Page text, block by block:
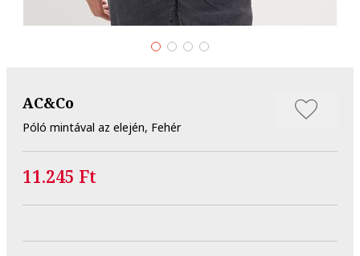
AC&Co
Póló mintával az elején, Fehér
11.245 Ft